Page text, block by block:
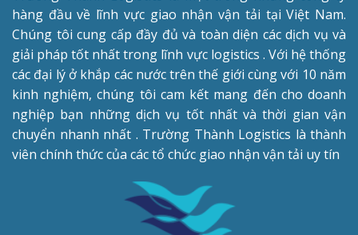
hàng đầu về lĩnh vực giao nhận vận tải tại Việt Nam.
Chúng tôi cung cấp đầy đủ và toàn diện các dịch vụ và
giải pháp tốt nhất trong lĩnh vực logistics . Với hệ thống
các đại lý ở khắp các nước trên thế giới cùng với 10 năm
kinh nghiệm, chúng tôi cam kết mang đến cho doanh
nghiệp bạn những dịch vụ tốt nhất và thời gian vận
chuyển nhanh nhất . Trường Thành Logistics là thành
viên chính thức của các tổ chức giao nhận vận tải uy tín